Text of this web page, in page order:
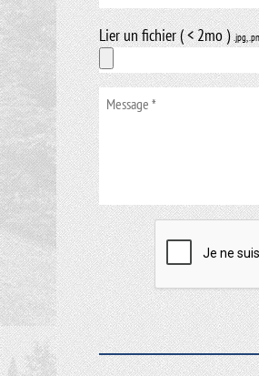
Lier un fichier ( < 2mo ).jpg,